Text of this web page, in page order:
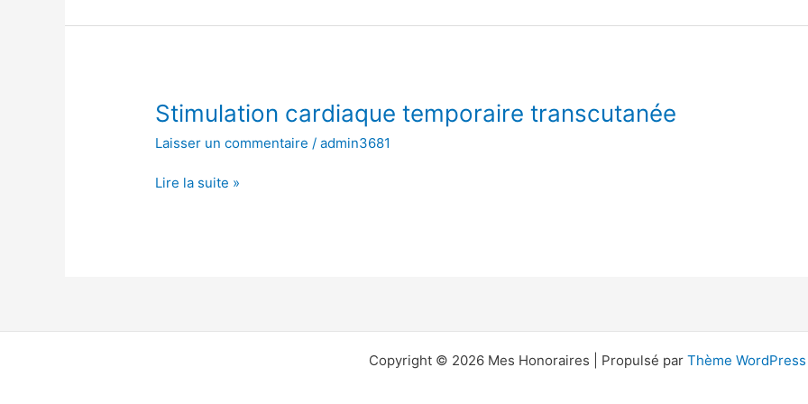
Stimulation cardiaque temporaire transcutanée
Laisser un commentaire /admin3681
Stimulation
temporaire
transcutanée
Lire la suite »
Copyright © 2026 Mes Honoraires | Propulsé par Thème